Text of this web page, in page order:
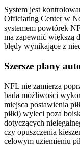
System jest
Officiating Center w
systemem powtórek
ma zapewnić większą
błędy wynikające z
Szersze plany
NFL nie zamierza
bada możliwości
miejsca postawienia
piłki) wyleci poza
dotyczących
czy opuszczenia
celowym uziemieniu